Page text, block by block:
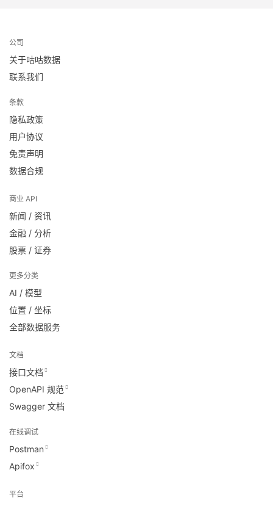
公司
关于咕咕数据
联系我们
条款
隐私政策
用户协议
免责声明
数据合规
商业 API
新闻 / 资讯
金融 / 分析
股票 / 证券
更多分类
AI / 模型
位置 / 坐标
全部数据服务
文档
接口文档
OpenAPI 规范
Swagger 文档
在线调试
Postman
Apifox
平台